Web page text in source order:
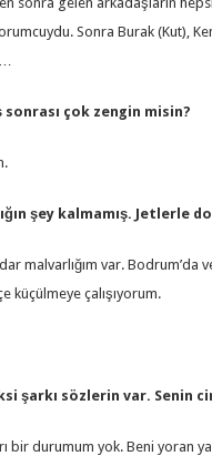
Sonra Burak (Kut),
çok zengin misin?
şey kalmamış. Jetlerle
malvarlığım var. Bodrum’da
küçülmeye çalışıyorum.
şarkı sözlerin var. Senin
bir durumum yok. Beni yoran